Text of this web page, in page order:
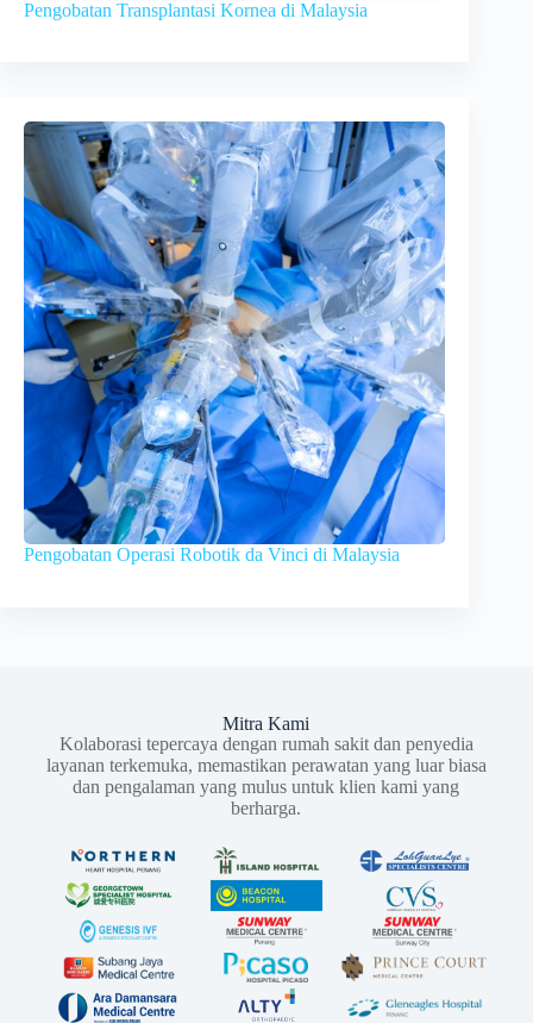
Pengobatan Transplantasi Kornea di Malaysia
Pengobatan Operasi Robotik da Vinci di Malaysia
Mitra Kami
Kolaborasi tepercaya dengan rumah sakit dan penyedia
layanan terkemuka, memastikan perawatan yang luar biasa
dan pengalaman yang mulus untuk klien kami yang
berharga.